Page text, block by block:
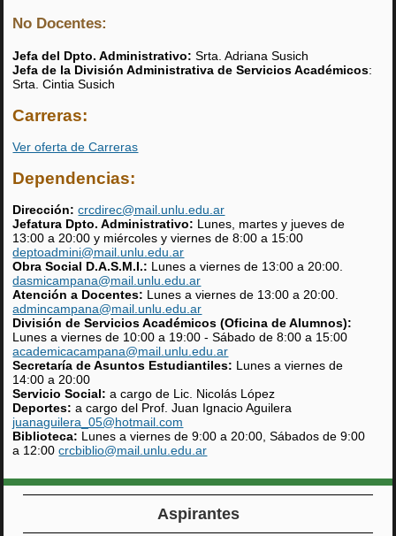
No Docentes:
Jefa del Dpto. Administrativo: Srta. Adriana Susich
Jefa de la División Administrativa de Servicios Académicos:
Srta. Cintia Susich
Carreras:
Ver oferta de Carreras
Dependencias:
Dirección: crcdirec@mail.unlu.edu.ar
Jefatura Dpto. Administrativo: Lunes, martes y jueves de
13:00 a 20:00 y miércoles y viernes de 8:00 a 15:00
deptoadmini@mail.unlu.edu.ar
Obra Social D.A.S.M.I.: Lunes a viernes de 13:00 a 20:00.
dasmicampana@mail.unlu.edu.ar
Atención a Docentes: Lunes a viernes de 13:00 a 20:00.
admincampana@mail.unlu.edu.ar
División de Servicios Académicos (Oficina de Alumnos):
Lunes a viernes de 10:00 a 19:00 - Sábado de 8:00 a 15:00
academicacampana@mail.unlu.edu.ar
Secretaría de Asuntos Estudiantiles: Lunes a viernes de
14:00 a 20:00
Servicio Social: a cargo de Lic. Nicolás López
Deportes: a cargo del Prof. Juan Ignacio Aguilera
juanaguilera_05@hotmail.com
Biblioteca: Lunes a viernes de 9:00 a 20:00, Sábados de 9:00
a 12:00crcbiblio@mail.unlu.edu.ar
Aspirantes